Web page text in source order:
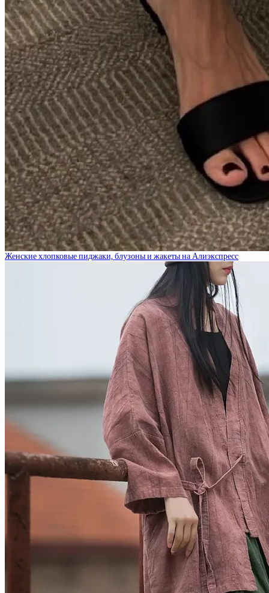
Женские хлопковые пиджаки, блузоны и жакеты на Алиэкспресс